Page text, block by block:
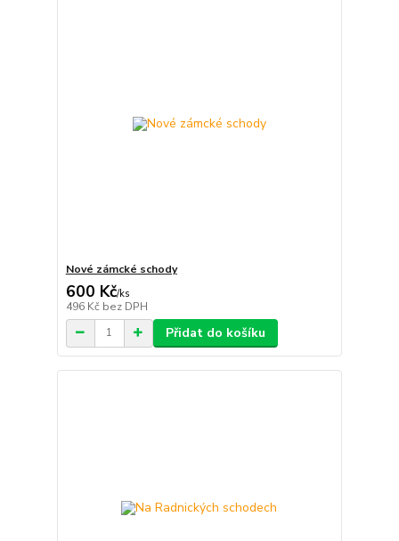
Nové zámcké schody
600 Kč/ks
496 Kč bez DPH
Přidat do košíku